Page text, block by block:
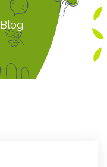
Blog